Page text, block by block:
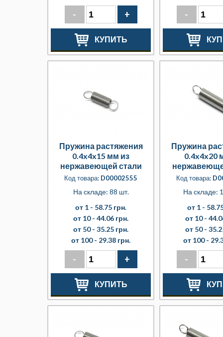
- +
КУПИТЬ
-
Пружина растяжения
0.4x4x15 мм из
нержавеющей стали
Код товара: D00002555
На складе: 88 шт.
от 1 - 58.75 грн.
от 10 - 44.06 грн.
от 50 - 35.25 грн.
от 100 - 29.38 грн.
- +
КУПИТЬ
Пружина
0.4x4x20
Код товара:
На складе:
от 1 -
от 10 -
от 50 -
от 100 -
-